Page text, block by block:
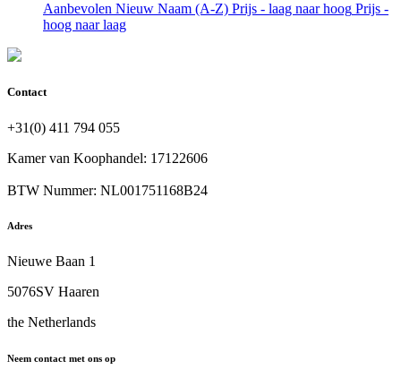
Aanbevolen Nieuw Naam (A-Z) Prijs - laag naar hoog Prijs -
hoog naar laag
Contact
+31(0) 411 794 055
Kamer van Koophandel: 17122606
BTW Nummer: NL001751168B24
Adres
Nieuwe Baan 1
5076SV Haaren
the Netherlands
Neem contact met ons op